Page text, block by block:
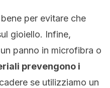
per evitare che
gioiello. Infine,
panno in microfibra o
prevengono i
se utilizziamo un